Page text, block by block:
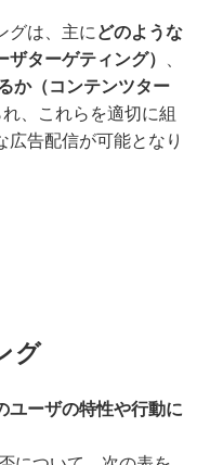
グは、主にどのような
ザターゲティング） 、
か（コンテンツター
、これらを適切に組
告配信が可能となり
グ
ユーザの特性や行動に